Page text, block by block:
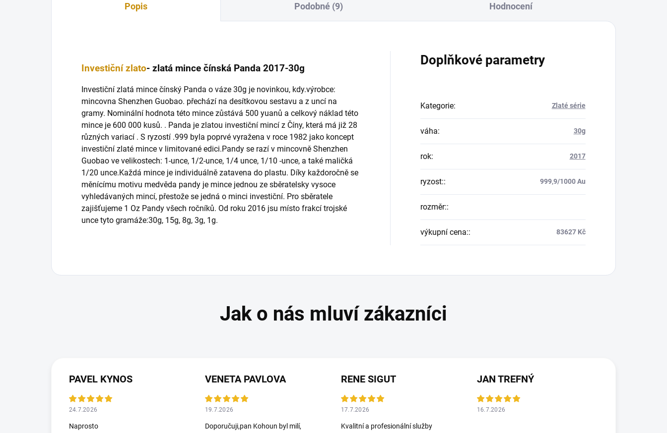
Popis Podobné (9) Hodnocení
Investiční zlato- zlatá mince čínská Panda 2017-30g
Investiční zlatá mince čínský Panda o váze 30g je novinkou, kdy.výrobce:
mincovna Shenzhen Guobao. přechází na desítkovou sestavu a z uncí na
gramy. Nominální hodnota této mince zůstává 500 yuanů a celkový náklad této
mince je 600 000 kusů. . Panda je zlatou investiční mincí z Číny, která má již 28
různých variací . S ryzostí .999 byla poprvé vyražena v roce 1982 jako koncept
investiční zlaté mince v limitované edici.Pandy se razí v mincovně Shenzhen
Guobao ve velikostech: 1-unce, 1/2-unce, 1/4 unce, 1/10 -unce, a také maličká
1/20 unce.Každá mince je individuálně zatavena do plastu. Díky každoročně se
měnícímu motivu medvěda pandy je mince jednou ze sběratelsky vysoce
vyhledávaných mincí, přestože se jedná o minci investiční. Pro sběratele
zajišťujeme 1 Oz Pandy všech ročníků. Od roku 2016 jsu místo frakcí trojské
unce tyto gramáže:30g, 15g, 8g, 3g, 1g.
Doplňkové parametry
Kategorie: Zlaté série
váha: 30g
rok: 2017
ryzost:: 999,9/1000 Au
rozměr::
výkupní cena:: 83627 Kč
PAVEL KYNOS
24.7.2026
Naprosto
VENETA PAVLOVA
19.7.2026
Doporučuji,pan Kohoun byl milí,
RENE SIGUT
17.7.2026
Kvalitní a profesionální služby
JAN TREFNÝ
16.7.2026